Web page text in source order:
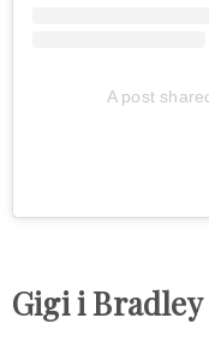
A post
Gigi i Bradley